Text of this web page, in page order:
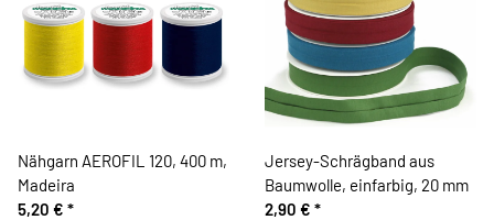
Nähgarn AEROFIL 120, 400 m,
Madeira
5,20 € *
Jersey-Schrägband aus
Baumwolle, einfarbig, 20 mm
2,90 € *